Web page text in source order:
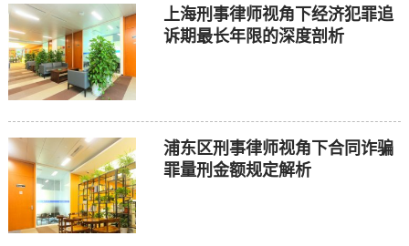
上海刑事律师视角下经济犯罪追
诉期最长年限的深度剖析
浦东区刑事律师视角下合同诈骗
罪量刑金额规定解析